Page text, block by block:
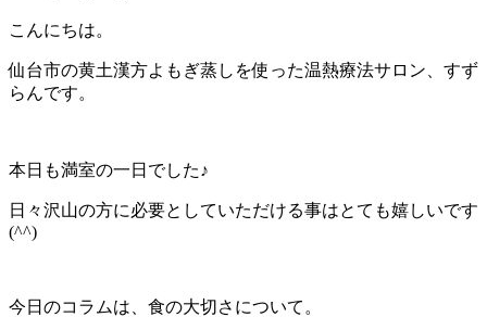
こんにちは。
仙台市の黄土漢方よもぎ蒸しを使った温熱療法サロン、すず
らんです。
本日も満室の一日でした♪
日々沢山の方に必要としていただける事はとても嬉しいです
(^^)
今日のコラムは、食の大切さについて。